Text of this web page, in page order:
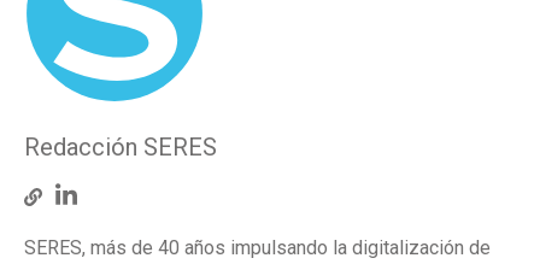
Redacción SERES
SERES, más de 40 años impulsando la digitalización de